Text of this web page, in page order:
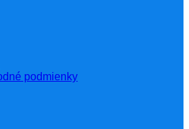
podmienky